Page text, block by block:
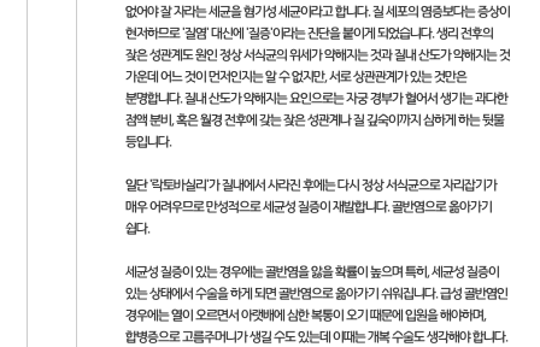
없어야 잘 자라는 세균을 혐기성 세균이라고 합니다. 질 세포의 염증보다는 증상이
현저하므로 '질염' 대신에 '질증'이라는 진단을 붙이게 되었습니다. 생리 전후의
잦은 성관계도 원인 정상 서식균의 위세가 약해지는 것과 질내 산도가 약해지는 것
가운데 어느 것이 먼저인지는 알 수 없지만, 서로 상관관계가 있는 것만은
분명합니다. 질내 산도가 약해지는 요인으로는 자궁 경부가 헐어서 생기는 과다한
점액 분비, 혹은 월경 전후에 갖는 잦은 성관계나 질 깊숙이까지 심하게 하는 뒷물
등입니다.
일단 '락토바실리'가 질내에서 사라진 후에는 다시 정상 서식균으로 자리잡기가
매우 어려우므로 만성적으로 세균성 질증이 재발합니다. 골반염으로 옮아가기
쉽다.
세균성 질증이 있는 경우에는 골반염을 앓을 확률이 높으며 특히, 세균성 질증이
있는 상태에서 수술을 하게 되면 골반염으로 옮아가기 쉬워집니다. 급성 골반염인
경우에는 열이 오르면서 아랫배에 심한 복통이 오기 때문에 입원을 해야하며,
합병증으로 고름주머니가 생길 수도 있는데 이때는 개복 수술도 생각해야 합니다.